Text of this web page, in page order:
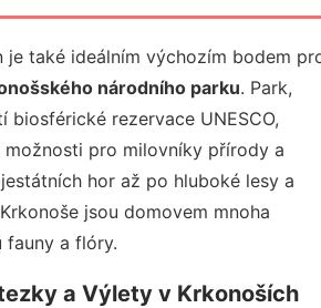
je také ideálním výchozím bodem
národního parku. Park,
biosférické rezervace UNESCO,
možnosti pro milovníky přírody a
hor až po hluboké lesy a
jsou domovem mnoha
fauny a flóry.
a Výlety v Krkonoších